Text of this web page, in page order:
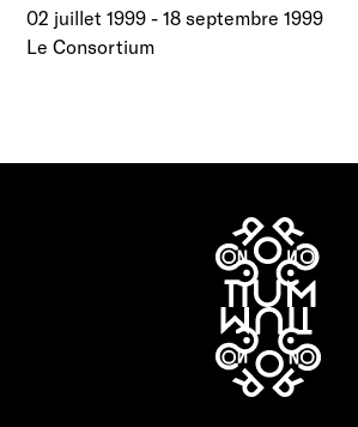
02 juillet 1999 -18 septembre 1999
Le Consortium